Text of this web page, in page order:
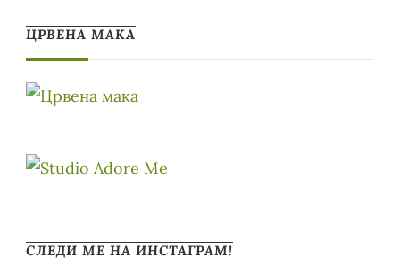
ЦРВЕНА МАКА
СЛЕДИ МЕ НА ИНСТАГРАМ!